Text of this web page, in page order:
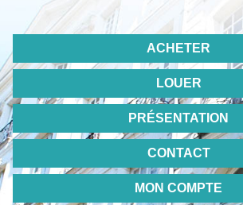
ACHETER
LOUER
PRÉSENTATION
CONTACT
MON COMPTE